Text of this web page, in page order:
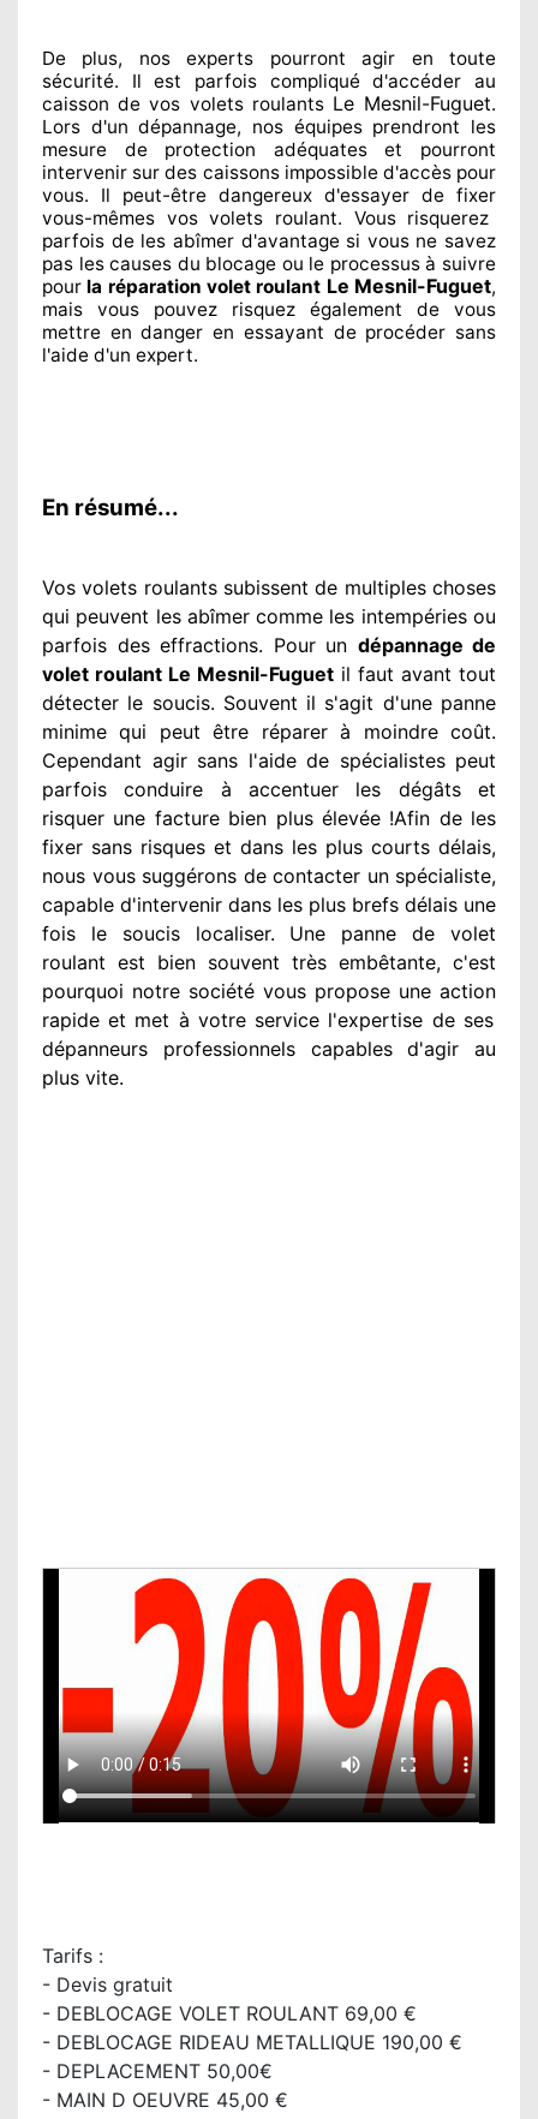
De plus, nos experts pourront agir en toute
sécurité. Il est parfois compliquéd'accéder au
caisson de vos volets roulants Le Mesnil-Fuguet.
Lors d'un dépannage, nos équipesprendront les
mesure de protection adéquateset pourront
intervenir sur des caissons impossible d'accès pour
vous. Il peut-être dangereux d'essayer de fixer
vous-mêmes vos volets roulant. Vous risquerez
parfois de les abîmerd'avantage si vous ne savez
pas les causes du blocage ou le processus à suivre
pour la réparation volet roulant Le Mesnil-Fuguet,
mais vous pouvez risquez également de vous
mettre en danger en essayant de procéder sans
l'aide d'un expert.
En résumé...
Vos volets roulants subissent de multipleschoses
qui peuvent les abîmercomme les intempéries ou
parfois des effractions. Pour un dépannage de
volet roulant Le Mesnil-Fuguet il faut avant tout
détecter le soucis. Souvent il s'agit d'une panne
minime qui peut être réparerà moindrecoût.
Cependant agirsans l'aide de spécialistespeut
parfois conduire à accentuer les dégâtset
risquer une facture bien plus élevée!Afin de les
fixer sans risques et dans les plus courts délais,
nous vous suggérons de contacter un spécialiste,
capable d'intervenir dans les plus brefs délais une
fois le soucislocaliser. Une panne de volet
roulant est bien souvent très embêtante, c'est
pourquoi notre société vous propose une action
rapide et met à votre service l'expertise de ses
dépanneurs professionnelscapables d'agir au
plus vite.
Tarifs :
- Devis gratuit
- DEBLOCAGE VOLET ROULANT 69,00 €
- DEBLOCAGE RIDEAU METALLIQUE 190,00 €
- DEPLACEMENT 50,00€
- MAIN D OEUVRE 45,00 €